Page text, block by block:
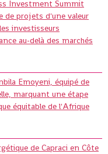
Investment Summit
de projets d'une valeur
investisseurs
au-delà des marchés
Emoyeni, équipé de
marquant une étape
équitable de l'Afrique
de Capraci en Côte